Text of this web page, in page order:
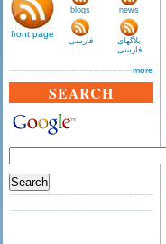
front page
blogs news
فارسی
بلاگهای
فارسی
more
SEARCH